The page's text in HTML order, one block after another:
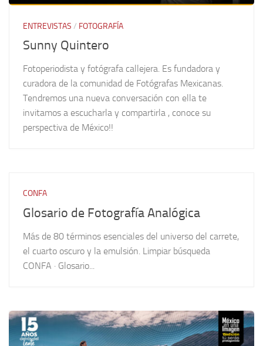
ENTREVISTAS / FOTOGRAFÍA
Sunny Quintero
Fotoperiodista y fotógrafa callejera. Es fundadora y
curadora de la comunidad de Fotógrafas Mexicanas.
Tendremos una nueva conversación con ella te
invitamos a escucharla y compartirla , conoce su
perspectiva de México!!
CONFA
Glosario de Fotografía Analógica
Más de 80 términos esenciales del universo del carrete,
el cuarto oscuro y la emulsión. Limpiar búsqueda
CONFA · Glosario...